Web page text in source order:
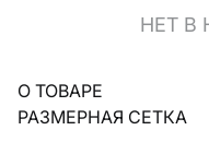
НЕТ В
О ТОВАРЕ
РАЗМЕРНАЯ СЕТКА